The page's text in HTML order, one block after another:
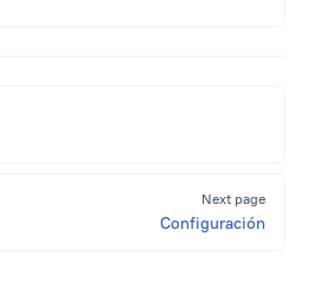
Next page
Configuración